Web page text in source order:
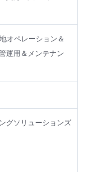
オペレーション＆
運用＆メンテナン
グソリューションズ